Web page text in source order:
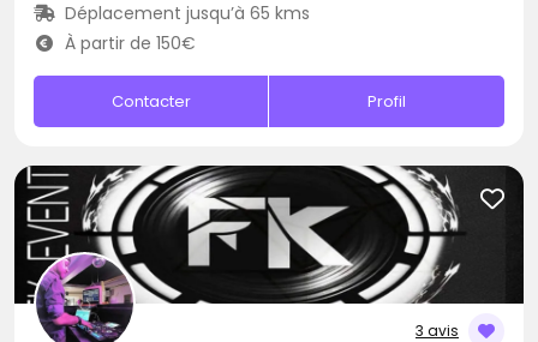
Déplacement jusqu’à 65 kms
À partir de 150€
Contacter Profil
3 avis